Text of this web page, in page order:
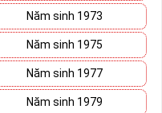
Năm sinh 1973
Năm sinh 1975
Năm sinh 1977
Năm sinh 1979